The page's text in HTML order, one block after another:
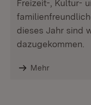
Freizeit-, Kultur-
dieses Jahr sind
dazugekommen.
Mehr